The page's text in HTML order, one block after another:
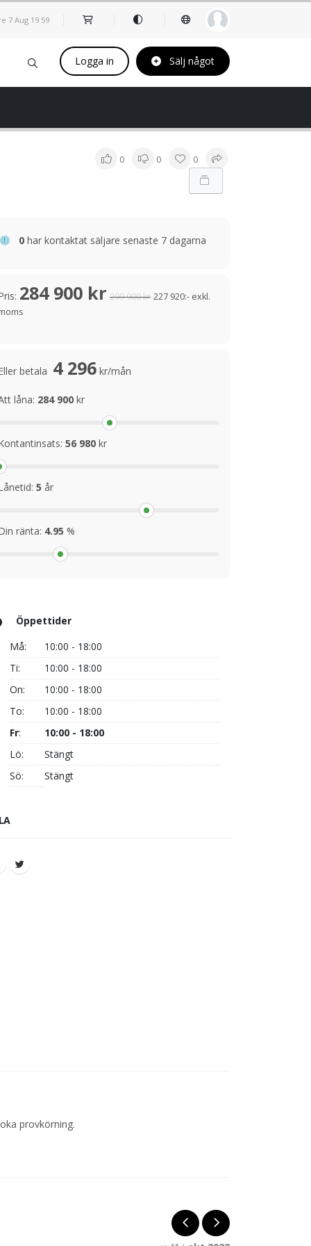
7 Aug 19 59
Logga in Sälj något
0 0 0
0 har kontaktat säljare senaste 7 dagarna
284 900 kr 299 900 kr 227 920:- exkl.
betala 4 296 kr/mån
låna: 284 900 kr
56 980 kr
5 år
ränta: 4.95 %
Öppettider
Må:
10:00 - 18:00
Ti:
10:00 - 18:00
On:
10:00 - 18:00
To:
10:00 - 18:00
Fr:
10:00 - 18:00
Lö:
Stängt
Sö:
Stängt
provkörning.